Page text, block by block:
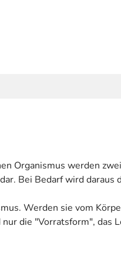
Organismus werden
Bei Bedarf wird daraus
Werden sie vom
die "Vorratsform", das